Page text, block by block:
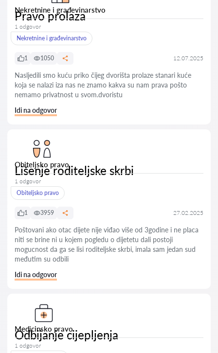
Nekretnine i građevinarstvo
Pravo prolaza
1 odgovor
Nekretnine i građevinarstvo
1 1050 12.07.2025
Nasljedili smo kuću priko čijeg dvorišta prolaze stanari kuće
koja se nalazi iza nas ne znamo kakva su nam prava pošto
nemamo privatnost u svom.dvoristu
Idi na odgovor
Obiteljsko pravo
Lišenje roditeljske skrbi
1 odgovor
Obiteljsko pravo
1 3959 27.02.2025
Poštovani ako otac dijete nije viđao više od 3godine i ne placa
niti se brine ni u kojem pogledu o dijetetu dali postoji
mogucnost da ga se lisi roditeljske skrbi, imala sam jedan sud
međutim su odbili
Idi na odgovor
Medicinsko pravo
Odbijanje cijepljenja
1 odgovor